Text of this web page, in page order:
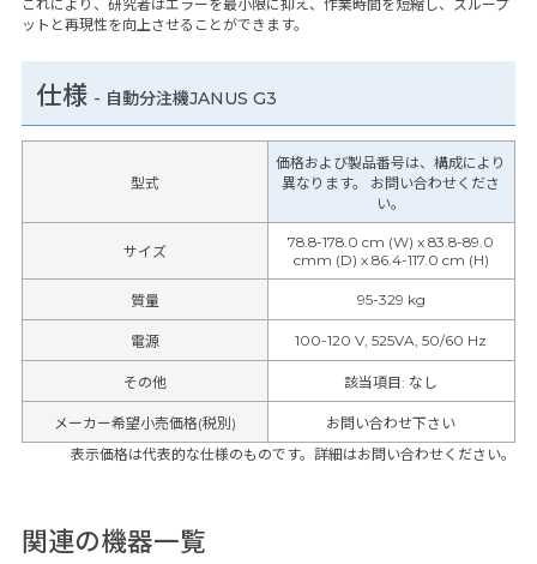
これにより、研究者はエラーを最小限に抑え、作業時間を短縮し、スループ
ットと再現性を向上させることができます。
仕様 - 自動分注機JANUS G3
型式
価格および製品番号は、構成により
異なります。 お問い合わせくださ
い。
サイズ
78.8-178.0 cm (W) x 83.8-89.0
cmm (D) x 86.4-117.0 cm (H)
質量 95-329 kg
電源 100-120 V, 525VA, 50/60 Hz
その他 該当項目: なし
メーカー希望小売価格(税別)
お問い合わせ下さい
表示価格は代表的な仕様のものです。詳細はお問い合わせください。
関連の機器一覧